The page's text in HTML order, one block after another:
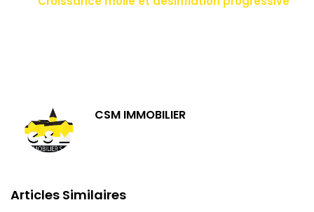
CSM IMMOBILIER
Articles Similaires